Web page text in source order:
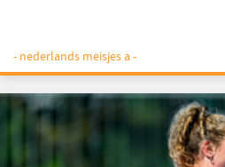
- nederlands meisjes a -